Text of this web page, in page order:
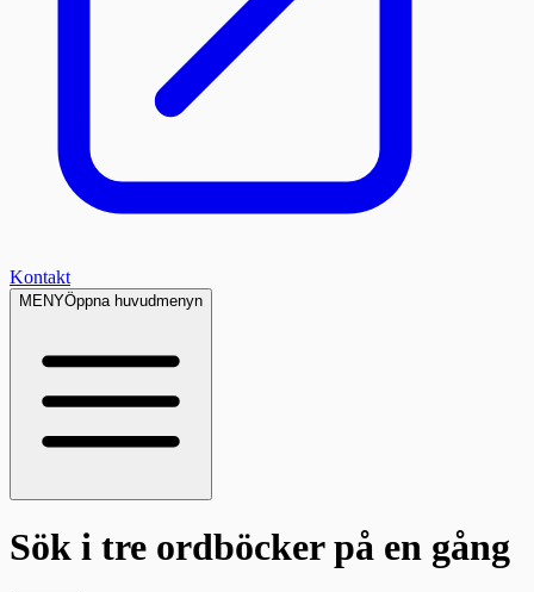
Kontakt
MENYÖppna huvudmenyn
Sök i tre ordböckerpå en gång